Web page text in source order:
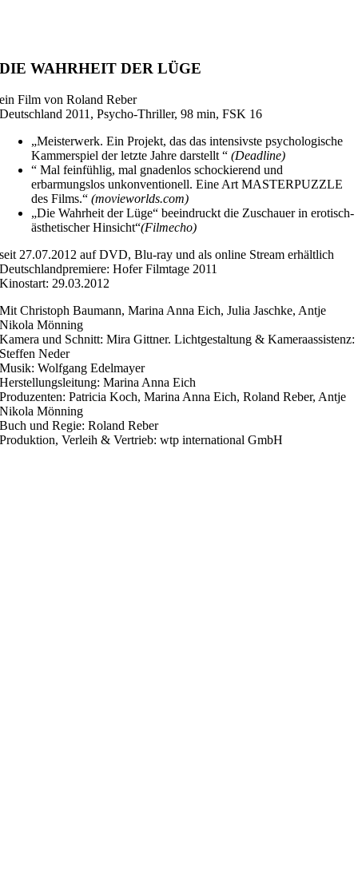
DIE WAHRHEIT DER LÜGE
ein Film von Roland Reber
Deutschland 2011, Psycho-Thriller, 98 min, FSK 16
„Meisterwerk. Ein Projekt, das das intensivste psychologische
Kammerspiel der letzte Jahre darstellt “(Deadline)
“ Mal feinfühlig, mal gnadenlos schockierend und
erbarmungslos unkonventionell. Eine Art MASTERPUZZLE
des Films.“(movieworlds.com)
„Die Wahrheit der Lüge“ beeindruckt die Zuschauer in erotisch-
ästhetischer Hinsicht“(Filmecho)
seit 27.07.2012 auf DVD, Blu-ray und als online Stream erhältlich
Deutschlandpremiere: Hofer Filmtage 2011
Kinostart: 29.03.2012
Mit Christoph Baumann, Marina Anna Eich, Julia Jaschke, Antje
Nikola Mönning
Kamera und Schnitt: Mira Gittner. Lichtgestaltung & Kameraassistenz:
Steffen Neder
Musik: Wolfgang Edelmayer
Herstellungsleitung: Marina Anna Eich
Produzenten: Patricia Koch, Marina Anna Eich, Roland Reber, Antje
Nikola Mönning
Buch und Regie: Roland Reber
Produktion, Verleih & Vertrieb: wtp international GmbH